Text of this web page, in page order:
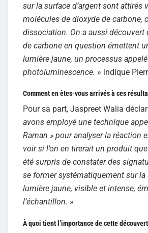
sur la surface d’argent sont attirés
molécules de dioxyde de carbone,
dissociation. On a aussi découvert
de carbone en question émettent
lumière jaune, un processus appelé
photoluminescence. » indique
Comment en êtes-vous arrivés à ces
Pour sa part, Jaspreet Walia
avons employé une technique
Raman » pour analyser la réaction
voir si l’on en tirerait un produit
été surpris de constater des
se former systématiquement sur la
lumière jaune, visible et intense,
l’échantillon. »
À quoi tient l’importance de cette